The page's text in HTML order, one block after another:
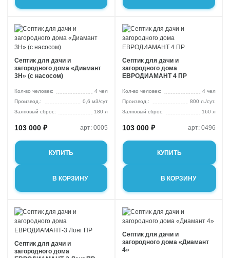
Септик для дачи и
загородного дома «Диамант
3H» (с насосом)
Кол-во человек:
4 чел
0,6 м3/сут
Залповый сброс:
180 л
103 000 ₽ арт: 0005
КУПИТЬ
В КОРЗИНУ
Септик для дачи и
загородного дома
ЕВРОДИАМАНТ 4 ПР
Кол-во человек:
4 чел
800 л./сут.
Залповый сброс:
160 л
103 000 ₽ арт: 0496
КУПИТЬ
В КОРЗИНУ
Септик для дачи и
загородного дома
Септик для дачи и
загородного дома «Диамант
4»